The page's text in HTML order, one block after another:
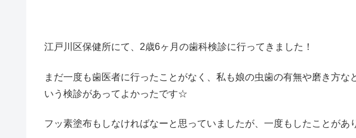
江戸川区保健所にて、2歳6ヶ月の歯科検診に行ってきました！
まだ一度も歯医者に行ったことがなく、私も娘の虫歯の有無や磨き方な
いう検診があってよかったです☆
フッ素塗布もしなければなーと思っていましたが、一度もしたことがあ